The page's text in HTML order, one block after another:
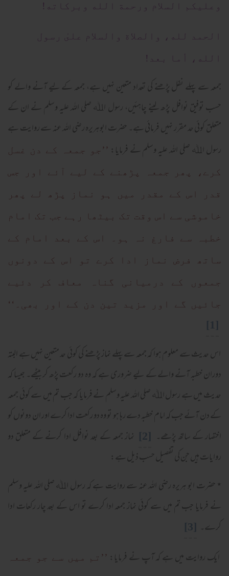
وعلیکم السلام ورحمة الله وبرکاته!
الحمد لله، والصلاة والسلام علىٰ رسول
الله، أما بعد!
جمعہ سے پہلے نفل پڑھنے کی تعداد متعین نہیں ہے، جمعہ کے لیے آنے والے کو
حسب توفیق نوافل پڑھ لینے چاہئیں، رسول اﷲ صلی اللہ علیہ وسلم نے ان کے
متعلق کوئی حد مقرر نہیں فرمائی ہے۔ حضرت ابوہریرہ رضی اللہ عنہ سے روایت ہے
رسول اﷲ صلی اللہ علیہ وسلم نے فرمایا: ’’جو جمعہ کے دن غسل
کرے، پھر جمعہ پڑھنے کے لیے آئے اور جس
قدر اس کے مقدر میں ہو نماز پڑھ لے پھر
خاموشی سے اس وقت تک بیٹھا رہے جب تک امام
خطبہ سے فارغ نہ ہو۔ اس کے بعد امام کے
ساتھ فرض نماز ادا کرے تو اس کے دونوں
جمعوں کے درمیانی گناہ معاف کر دئیے
جائیں گے اور مزید تین دن کے اور بھی۔‘‘
[1]
اس حدیث سے معلوم ہوا کہ جمعہ سے پہلے نماز پڑھنے کی کوئی حد متعین نہیں ہے البتہ
دوران خطبہ آنے والے کے لیے ضروری ہے کہ وہ دو رکعت پڑھ کر بیٹھے۔ جیسا کہ
حدیث میں ہے رسول اﷲ صلی اللہ علیہ وسلم نے فرمایا کہ جب تم میں سے کوئی جمعہ
کے دن آئے جب کہ امام خطبہ دے رہا ہو تو وہ دو رکعت ادا کرے اور ان دونوں کو
اختصار کے ساتھ پڑھے۔ [2] نماز جمعہ کے بعد نوافل ادا کرنے کے متعلق دو
روایات ہیں جن کی تفصیل حسب ذیل ہے:
٭ حضرت ابو ہریرہ رضی اللہ عنہ سے روایت ہے کہ رسول اﷲ صلی اللہ علیہ وسلم
نے فرمایا جب تم میں سے کوئی نماز جمعہ ادا کرے تو اس کے بعد چار رکعات ادا
کرے۔ [3]
ایک روایت میں ہے کہ آپ نے فرمایا: ’’تم میں سے جو جمعہ